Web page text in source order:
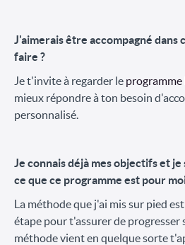
J'aimerais être accompagné dans
faire ?
Je t'invite à regarder le programme
mieux répondre à ton besoin
personnalisé.
Je connais déjà mes objectifs et
ce que ce programme est pour
La méthode que j'ai mis sur pied
étape pour t'assurer de progresser
méthode vient en quelque sorte